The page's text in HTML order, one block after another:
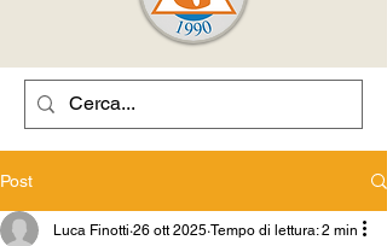
Post
Luca Finotti 26 ott 2025 Tempo di lettura: 2 min